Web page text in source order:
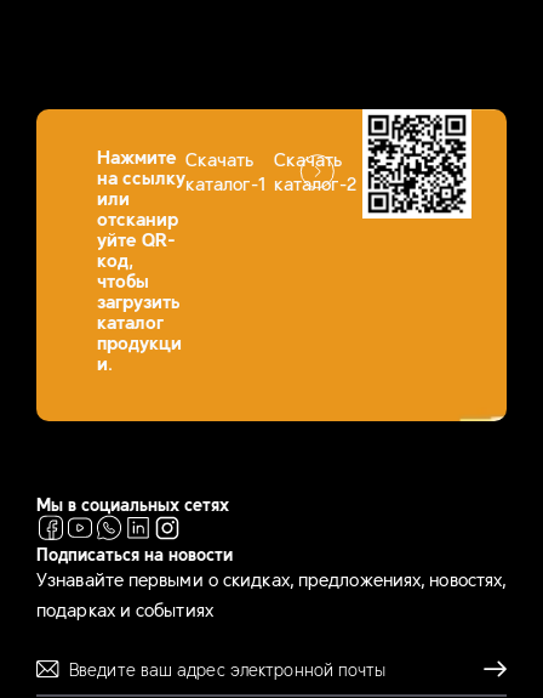
Нажмите
на ссылку
или
отсканир
уйте QR-
код,
чтобы
загрузить
каталог
продукци
и.
Скачать
каталог-1
Скачать
каталог-2
Мы в социальных сетях
Подписаться на новости
Узнавайте первыми о скидках, предложениях, новостях,
подарках и событиях